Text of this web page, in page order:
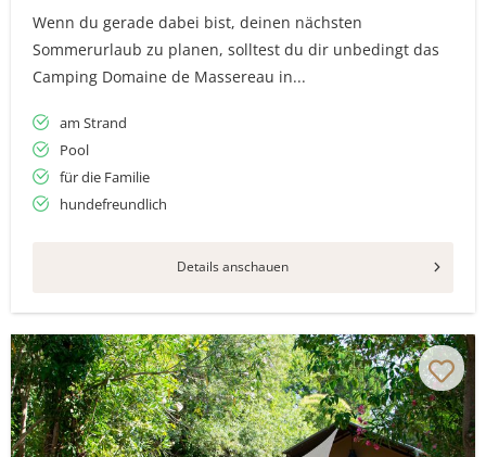
Wenn du gerade dabei bist, deinen nächsten
Sommerurlaub zu planen, solltest du dir unbedingt das
Camping Domaine de Massereau in...
am Strand
Pool
für die Familie
hundefreundlich
Details anschauen